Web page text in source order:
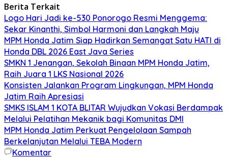
Berita Terkait
Logo Hari Jadi ke-530 Ponorogo Resmi Menggema:
Sekar Kinanthi, Simbol Harmoni dan Langkah Maju
MPM Honda Jatim Siap Hadirkan Semangat Satu HATI di
Honda DBL 2026 East Java Series
SMKN 1 Jenangan, Sekolah Binaan MPM Honda Jatim,
Raih Juara 1 LKS Nasional 2026
Konsisten Jalankan Program Lingkungan, MPM Honda
Jatim Raih Apresiasi
SMKS ISLAM 1 KOTA BLITAR Wujudkan Vokasi Berdampak
Melalui Pelatihan Mekanik bagi Komunitas DMI
MPM Honda Jatim Perkuat Pengelolaan Sampah
Berkelanjutan Melalui TEBA Modern
Komentar